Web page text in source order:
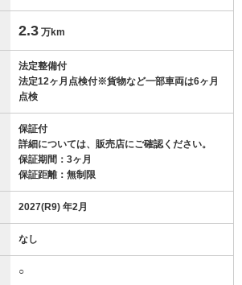
2.3 万km
法定整備付
法定12ヶ月点検付※貨物など一部車両は6ヶ月
点検
保証付
詳細については、販売店にご確認ください。
保証期間：3ヶ月
保証距離：無制限
2027(R9) 年2月
なし
○